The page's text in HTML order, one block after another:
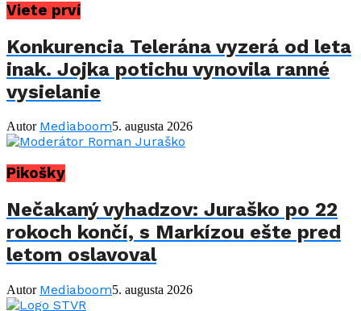
Viete prví
Konkurencia Telerána vyzerá od leta
inak. Jojka potichu vynovila ranné
vysielanie
Autor Mediaboom5. augusta 2026
Pikošky
Nečakaný vyhadzov: Juraško po 22
rokoch končí, s Markízou ešte pred
letom oslavoval
Autor Mediaboom5. augusta 2026